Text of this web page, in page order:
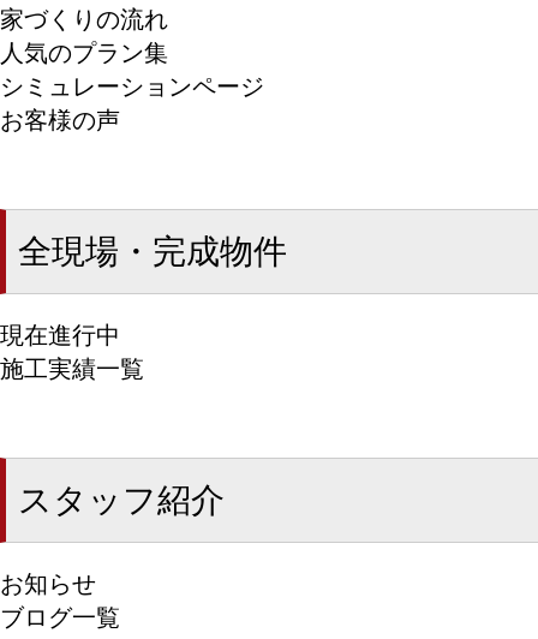
家づくりの流れ
人気のプラン集
シミュレーションページ
お客様の声
全現場・完成物件
現在進行中
施工実績一覧
スタッフ紹介
お知らせ
ブログ一覧